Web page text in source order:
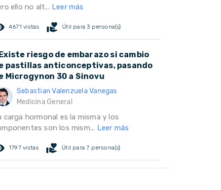
ello no alt... Leer más
4671 vistas volunteer_activism Útil para 3 persona(s)
riesgo de embarazo si cambio
pastillas anticonceptivas, pasando
Microgynon 30 a Sinovu
Sebastian Valenzuela Vanegas
Medicina General
carga hormonal es la misma y los
son los mism... Leer más
1797 vistas volunteer_activism Útil para 7 persona(s)